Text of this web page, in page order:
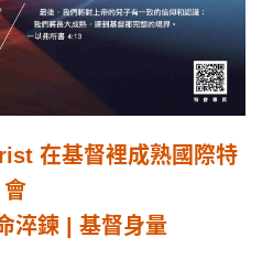
在基督裡成熟國際特
會
淬鍊 | 基督身量